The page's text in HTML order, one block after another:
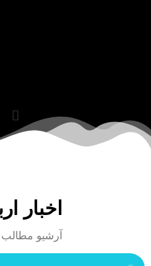
اخبار
آرشیو مطالب